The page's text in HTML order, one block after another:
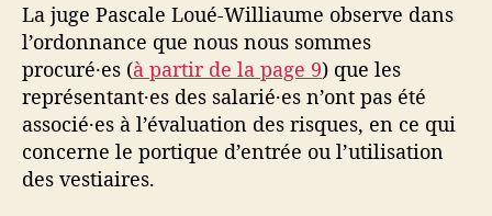
La juge Pascale Loué-Williaume observe dans
l’ordonnance que nous nous sommes
procuré·es (à partir de la page 9) que les
représentant·es des salarié·es n’ont pas été
associé·es à l’évaluation des risques, en ce qui
concerne le portique d’entrée ou l’utilisation
des vestiaires.